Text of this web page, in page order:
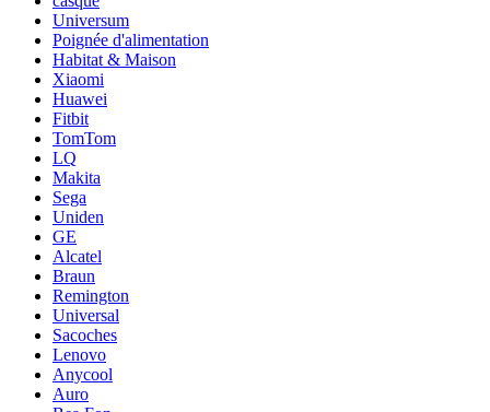
Universum
Poignée d'alimentation
Habitat & Maison
Xiaomi
Huawei
Fitbit
TomTom
LQ
Makita
Sega
Uniden
GE
Alcatel
Braun
Remington
Universal
Sacoches
Lenovo
Anycool
Auro